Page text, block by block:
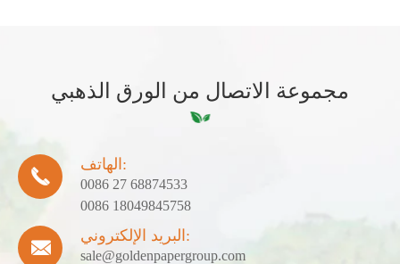
مجموعة الاتصال من الورق الذهبي

الهاتف:
0086 27 68874533
0086 18049845758

البريد الإلكتروني:
sale@goldenpapergroup.com